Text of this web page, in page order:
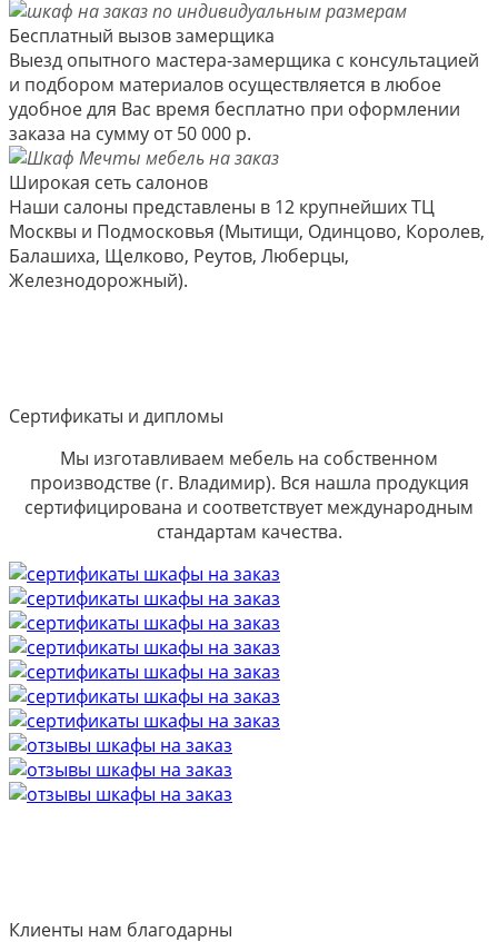
Бесплатный вызов замерщика
Выезд опытного мастера-замерщика с консультацией
и подбором материалов осуществляется в любое
удобное для Вас время бесплатно при оформлении
заказа на сумму от 50 000 р.
Широкая сеть салонов
Наши салоны представлены в 12 крупнейших ТЦ
Москвы и Подмосковья (Мытищи, Одинцово, Королев,
Балашиха, Щелково, Реутов, Люберцы,
Железнодорожный).
Сертификаты и дипломы
Мы изготавливаем мебель на собственном
производстве (г. Владимир). Вся нашла продукция
сертифицирована и соответствует международным
стандартам качества.
Клиенты нам благодарны